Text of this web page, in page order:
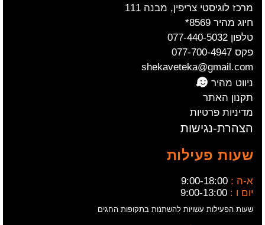
מרכז לוגיסטי צריפין, מבנה 111
חיוג מהיר 8569*
טלפון 077-440-5032
פקס 077-700-4947
shekaveteka@gmail.com
ניווט מהיר
תקנון האתר
מדיניות פרטיות
הצהרת-נגישות
שעות פעילות
א-ה : 9:00-18:00
יום ו : 9:00-13:00
שעות הפעילות עשויות להשתנות בתקופות החגים